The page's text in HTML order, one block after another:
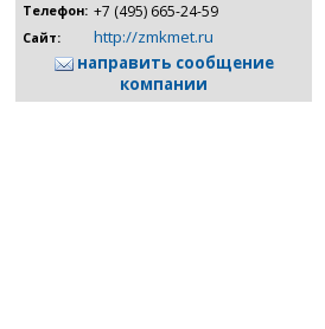
Телефон: +7 (495) 665-24-59
Сайт:
http://zmkmet.ru
направить сообщение
компании